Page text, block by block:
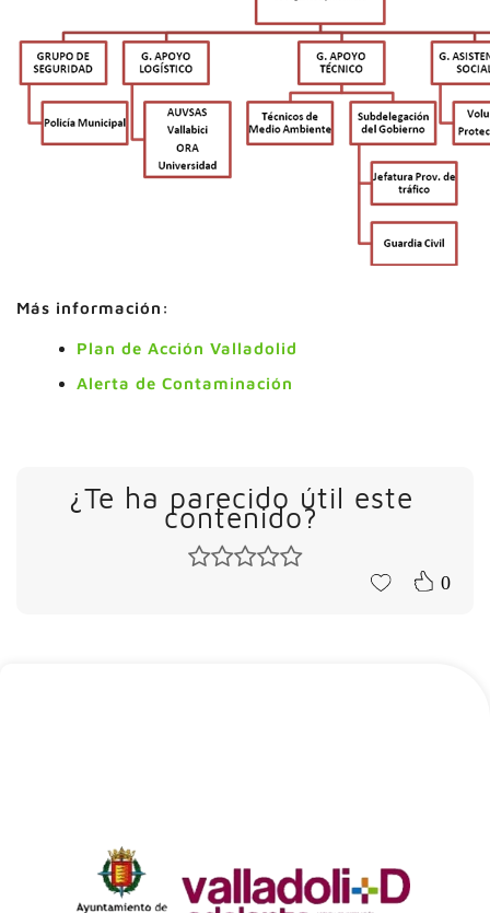
Más información:
Plan de Acción Valladolid
Alerta de Contaminación
¿Te ha parecido útil este
contenido?
0